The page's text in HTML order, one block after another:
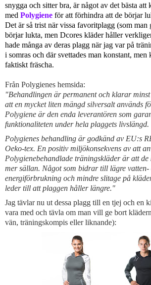
snygga och sitter bra, är något av det bästa att
med Polygiene för att förhindra att de börjar
Det är så trist när vissa favoritplagg (som man
börjar lukta, men Dcores kläder håller
hade många av deras plagg när jag var på
i somras och där svettades man konstant,
faktiskt fräscha.
Från Polygienes hemsida:
"Behandlingen är permanent och klarar
att en mycket liten mängd silversalt används
Polygiene är den enda leverantören som
funktionaliteten under hela plaggets livslängd.
Polygienes behandling är godkänd av EU:s
Oeko-tex. En positiv miljökonsekvens av att
Polygienebehandlade träningskläder är att
mer sällan. Något som bidrar till lägre vatten-
energiförbrukning och mindre slitage på
leder till att plaggen håller längre."
Jag tävlar nu ut dessa plagg till en tjej och en
vara med och tävla om man vill ge bort
vän, träningskompis eller liknande):